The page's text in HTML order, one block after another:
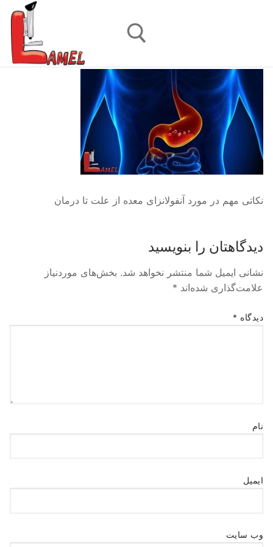
جستجو برای:
نکاتی مهم در مورد آنفولانزای معده از علت تا درمان
دیدگاهتان را بنویسید
نشانی ایمیل شما منتشر نخواهد شد. بخش‌های موردنیاز
علامت‌گذاری شده‌اند *
دیدگاه *
نام
ایمیل
وب‌ سایت